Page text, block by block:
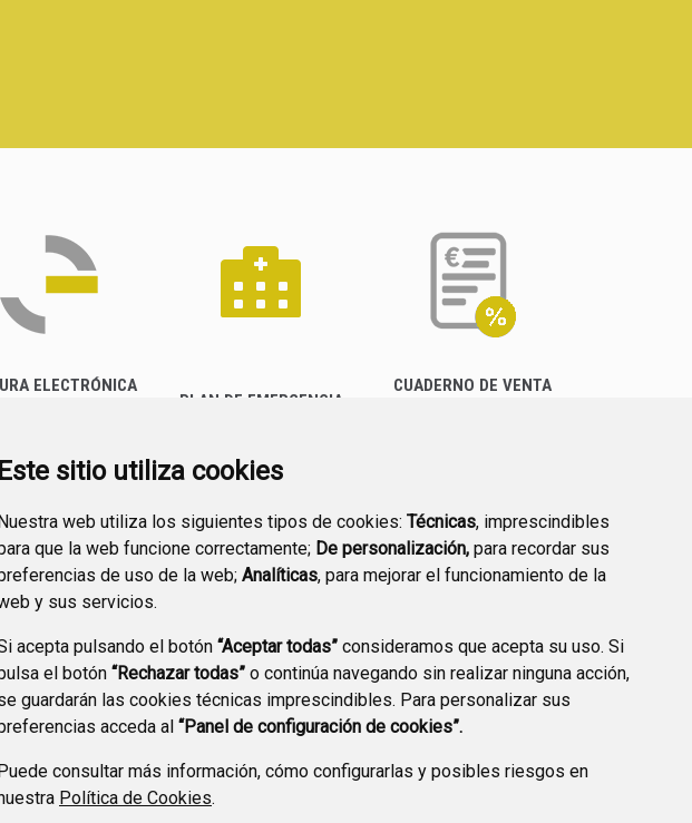
Este sitio utiliza cookies
web utiliza los siguientes tipos de cookies: Técnicas, imprescindibles
que la web funcione correctamente; De personalización, para recordar sus
de uso de la web; Analíticas, para mejorar el funcionamiento de la
y sus servicios.
acepta pulsando el botón “Aceptar todas” consideramos que acepta su uso. Si
el botón “Rechazar todas” o continúa navegando sin realizar ninguna acción,
guardarán las cookies técnicas imprescindibles. Para personalizar sus
acceda al “Panel de configuración de cookies”.
consultar más información, cómo configurarlas y posibles riesgos en
Política de Cookies.
ELECTRÓNICA
PLAN DE EMERGENCIA
CUADERNO DE VENTA
YOUTUBE
PREGUNTAS
FRECUENTES
PLAN DE ACCIÓN LOCAL
2030